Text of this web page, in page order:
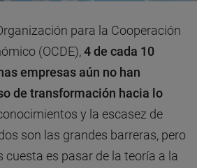
para la Cooperación
(OCDE),4 de cada 10
empresas aún no han
de transformación hacia lo
y la escasez de
son las grandes barreras, pero
cuesta es pasar de la teoría a la